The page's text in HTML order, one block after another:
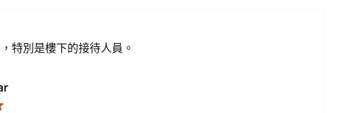
特別是樓下的接待人員。